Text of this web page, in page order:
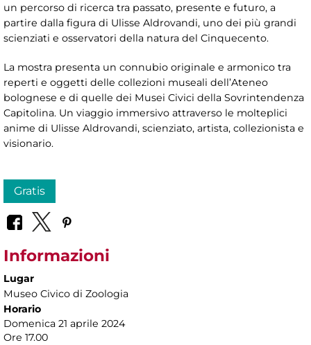
un percorso di ricerca tra passato, presente e futuro, a
partire dalla figura di Ulisse Aldrovandi, uno dei più grandi
scienziati e osservatori della natura del Cinquecento.
La mostra presenta un connubio originale e armonico tra
reperti e oggetti delle collezioni museali dell’Ateneo
bolognese e di quelle dei Musei Civici della Sovrintendenza
Capitolina. Un viaggio immersivo attraverso le molteplici
anime di Ulisse Aldrovandi, scienziato, artista, collezionista e
visionario.
Gratis
Informazioni
Lugar
Museo Civico di Zoologia
Horario
Domenica 21 aprile 2024
Ore 17.00